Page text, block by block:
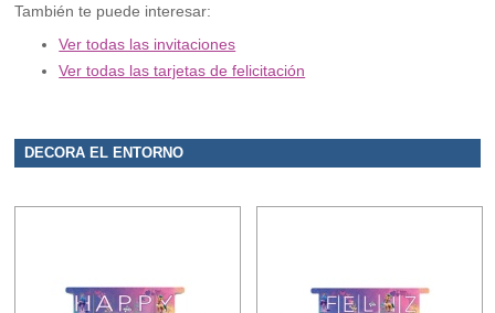
También te puede interesar:
Ver todas las invitaciones
Ver todas las tarjetas de felicitación
DECORA EL ENTORNO